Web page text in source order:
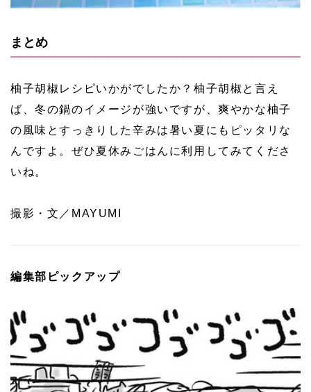
まとめ
柚子胡椒レシピいかがでしたか？柚子胡椒と言え
ば、冬の鍋のイメージが強いですが、爽やかな柚子
の風味とすっきりした辛みは暑い夏にもピッタリな
んですよ。ぜひ夏休みごはんに利用してみてくださ
いね。
撮影・文／MAYUMI
編集部ピックアップ